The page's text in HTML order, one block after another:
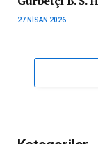
27 NISAN 2026